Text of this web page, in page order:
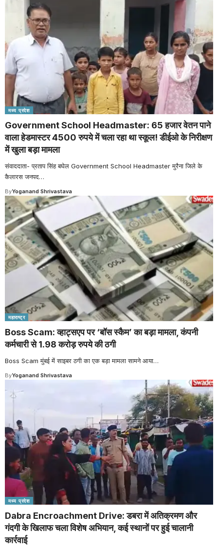
मध्य प्रदेश
Government School Headmaster: 65 हजार वेतन पाने
वाला हेडमास्टर 4500 रुपये में चला रहा था स्कूल! डीईओ के निरीक्षण
में खुला बड़ा मामला
संवाददाता- प्रताप सिंह बघेल Government School Headmaster मुरैना जिले के
कैलारस जनपद…
ByYoganand Shrivastava
महाराष्ट्र
Boss Scam: व्हाट्सएप पर ‘बॉस स्कैम’ का बड़ा मामला, कंपनी
कर्मचारी से 1.98 करोड़ रुपये की ठगी
Boss Scam मुंबई में साइबर ठगी का एक बड़ा मामला सामने आया…
ByYoganand Shrivastava
मध्य प्रदेश
Dabra Encroachment Drive: डबरा में अतिक्रमण और
गंदगी के खिलाफ चला विशेष अभियान, कई स्थानों पर हुई चालानी
कार्रवाई